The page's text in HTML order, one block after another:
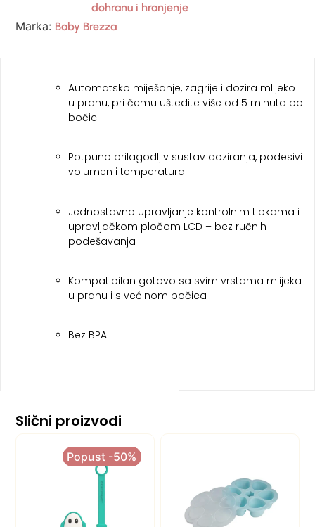
dohranu i hranjenje
Marka: Baby Brezza
Automatsko miješanje, zagrije i dozira mlijeko
u prahu, pri čemu uštedite više od 5 minuta po
bočici
Potpuno prilagodljiv sustav doziranja, podesivi
volumen i temperatura
Jednostavno upravljanje kontrolnim tipkama i
upravljačkom pločom LCD – bez ručnih
podešavanja
Kompatibilan gotovo sa svim vrstama mlijeka
u prahu i s većinom bočica
Bez BPA
Slični proizvodi
Popust -50%
Popust -50%